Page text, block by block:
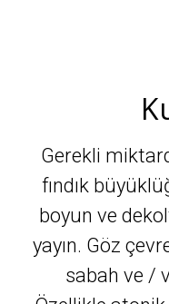
Gerekli
fındık
boyun ve
yayın. Göz
sabah ve /